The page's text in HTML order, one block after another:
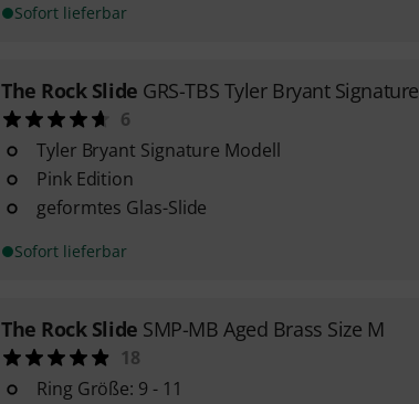
Sofort lieferbar
The Rock Slide GRS-TBS Tyler Bryant Signature
6
Tyler Bryant Signature Modell
Pink Edition
geformtes Glas-Slide
Sofort lieferbar
The Rock Slide SMP-MB Aged Brass Size M
18
Ring Größe: 9 - 11